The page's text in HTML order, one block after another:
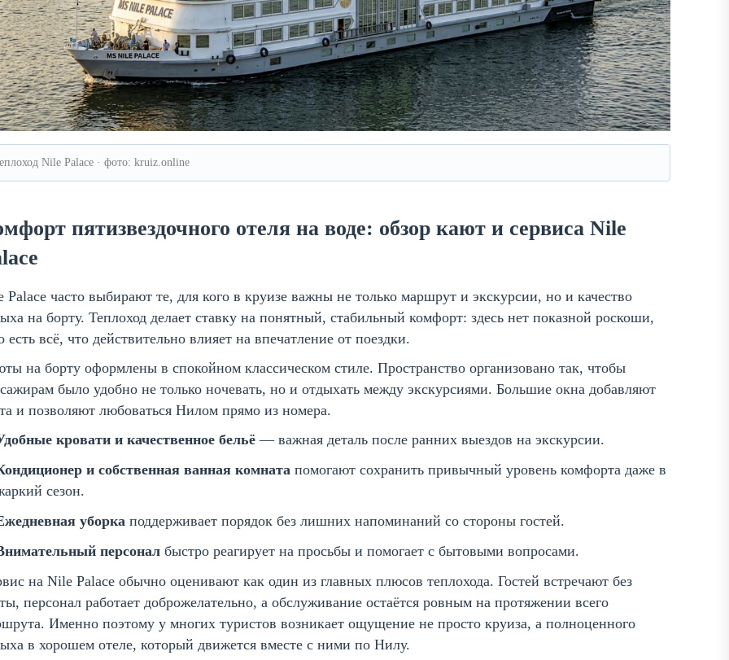
Nile Palace · фото: kruiz.online
пятизвездочного отеля на воде: обзор кают и сервиса Nile
Palace часто выбирают те, для кого в круизе важны не только маршрут и экскурсии, но и качество
на борту. Теплоход делает ставку на понятный, стабильный комфорт: здесь нет показной роскоши,
есть всё, что действительно влияет на впечатление от поездки.
на борту оформлены в спокойном классическом стиле. Пространство организовано так, чтобы
было удобно не только ночевать, но и отдыхать между экскурсиями. Большие окна добавляют
и позволяют любоваться Нилом прямо из номера.
кровати и качественное бельё — важная деталь после ранних выездов на экскурсии.
и собственная ванная комната помогают сохранить привычный уровень комфорта даже в
сезон.
уборка поддерживает порядок без лишних напоминаний со стороны гостей.
персонал быстро реагирует на просьбы и помогает с бытовыми вопросами.
на Nile Palace обычно оценивают как один из главных плюсов теплохода. Гостей встречают без
персонал работает доброжелательно, а обслуживание остаётся ровным на протяжении всего
Именно поэтому у многих туристов возникает ощущение не просто круиза, а полноценного
в хорошем отеле, который движется вместе с ними по Нилу.